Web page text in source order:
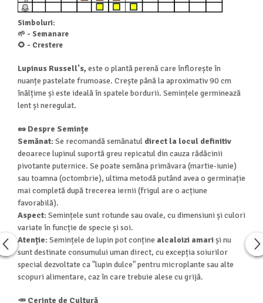
Simboluri:
🌱 - Semanare
🌻 - Crestere
Lupinus Russell's, este o plantă perenă care înflorește în
nuanțe pastelate frumoase. Crește până la aproximativ 90 cm
înălțime și este ideală în spatele bordurii. Semințele germinează
lent și neregulat.
🥜 Despre Semințe
Semănat:Se recomandă semănatul direct la locul definitiv
deoarece lupinul suportă greu repicatul din cauza rădăcinii
pivotante puternice. Se poate semăna primăvara (martie-iunie)
sau toamna (octombrie), ultima metodă putând avea o germinație
mai completă după trecerea iernii (frigul are o acțiune
favorabilă).
Aspect:Semințele sunt rotunde sau ovale, cu dimensiuni și culori
variate în funcție de specie și soi.
Atenție:Semințele de lupin pot conține alcaloizi amariși nu
sunt destinate consumului uman direct, cu excepția soiurilor
special dezvoltate ca "lupin dulce" pentru microplante sau alte
scopuri alimentare, caz în care trebuie alese cu grijă.
🥕 Cerințe de Cultură